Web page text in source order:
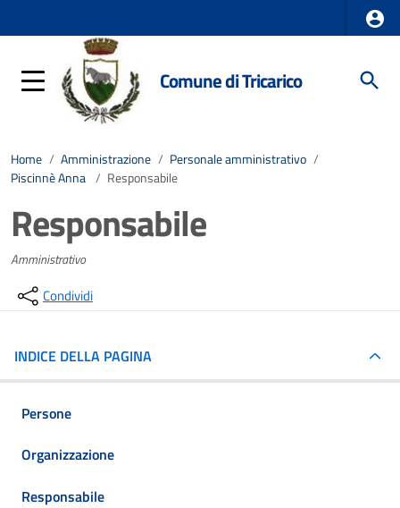
Comune di Tricarico
Home / Amministrazione / Personale amministrativo /
Piscinnè Anna / Responsabile
Responsabile
Amministrativo
Condividi
INDICE DELLA PAGINA
Persone
Organizzazione
Responsabile